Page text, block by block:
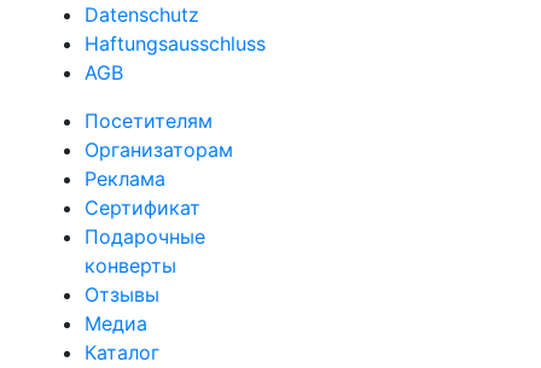
Datenschutz
Haftungsausschluss
AGB
Посетителям
Организаторам
Реклама
Сертификат
Подарочные
конверты
Отзывы
Медиа
Каталог